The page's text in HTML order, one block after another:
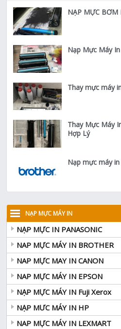
NẠP MỰC BƠM
Nạp Mực Máy In
Thay mực máy
Thay Mực Máy
Hợp Lý
Nạp mực máy
NẠP MỰC MÁY IN
NẠP MỰC IN PANASONIC
NAP MỰC MÁY IN BROTHER
NAP MỰC MAY IN CANON
NAP MỰC MÁY IN EPSON
NẠP MỰC MÁY IN Fuji Xerox
NẠP MƯC MÁY IN HP
NAP MỰC MÁY IN LEXMART